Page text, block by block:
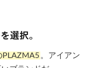
選択。
PLAZMA5 。アイアン